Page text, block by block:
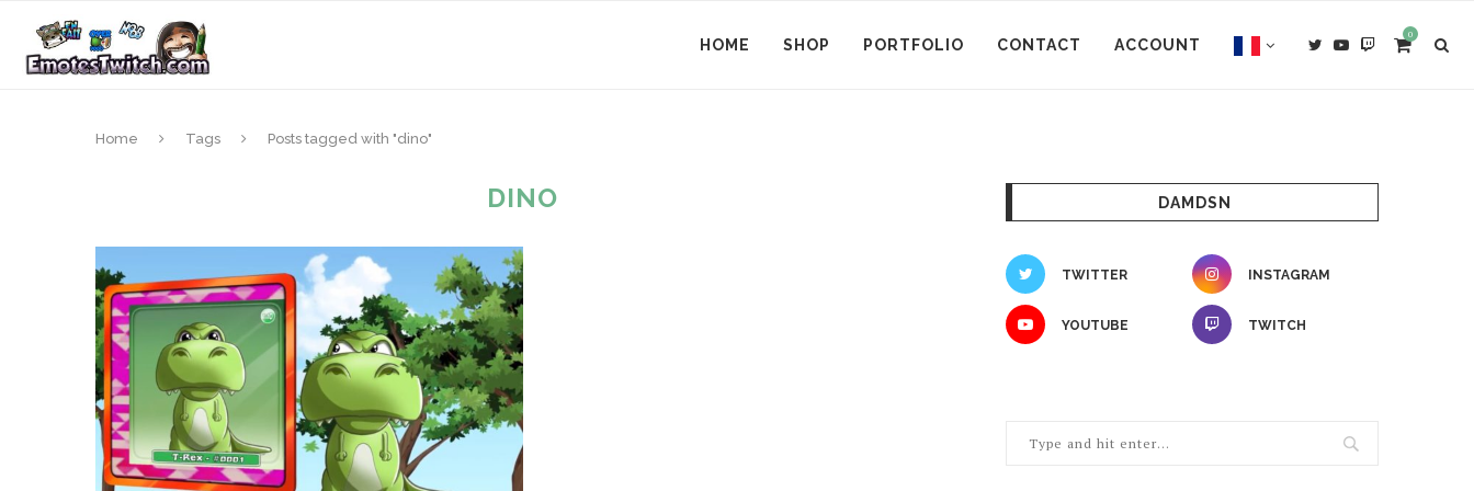
HOME SHOP PORTFOLIO CONTACT ACCOUNT
0
Home Tags Posts tagged with "dino"
DINO DAMDSN
TWITTER INSTAGRAM
YOUTUBE TWITCH